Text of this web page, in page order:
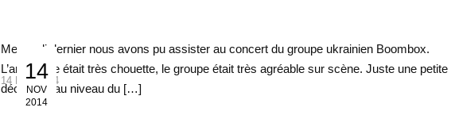
14
NOV
2014
14 Nov 2014
Mercredi dernier nous avons pu assister au concert du groupe ukrainien Boombox.
L’ambiance était très chouette, le groupe était très agréable sur scène. Juste une petite
déception au niveau du […]